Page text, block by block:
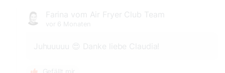
Farina vom Air Fryer Club Team
vor 6 Monaten